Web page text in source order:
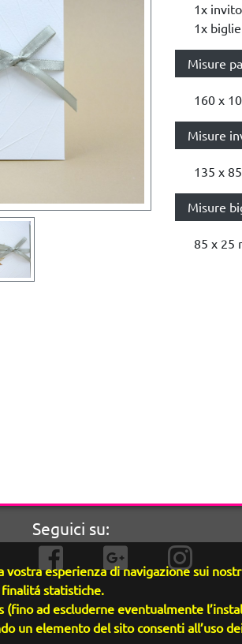
1x invito
1x
Misure
160 x
Misure
135 x
Misure
85 x 25
Seguici su:
esperienza di navigazione sui
statistiche.
ad escluderne eventualmente
un elemento del sito consenti all’uso